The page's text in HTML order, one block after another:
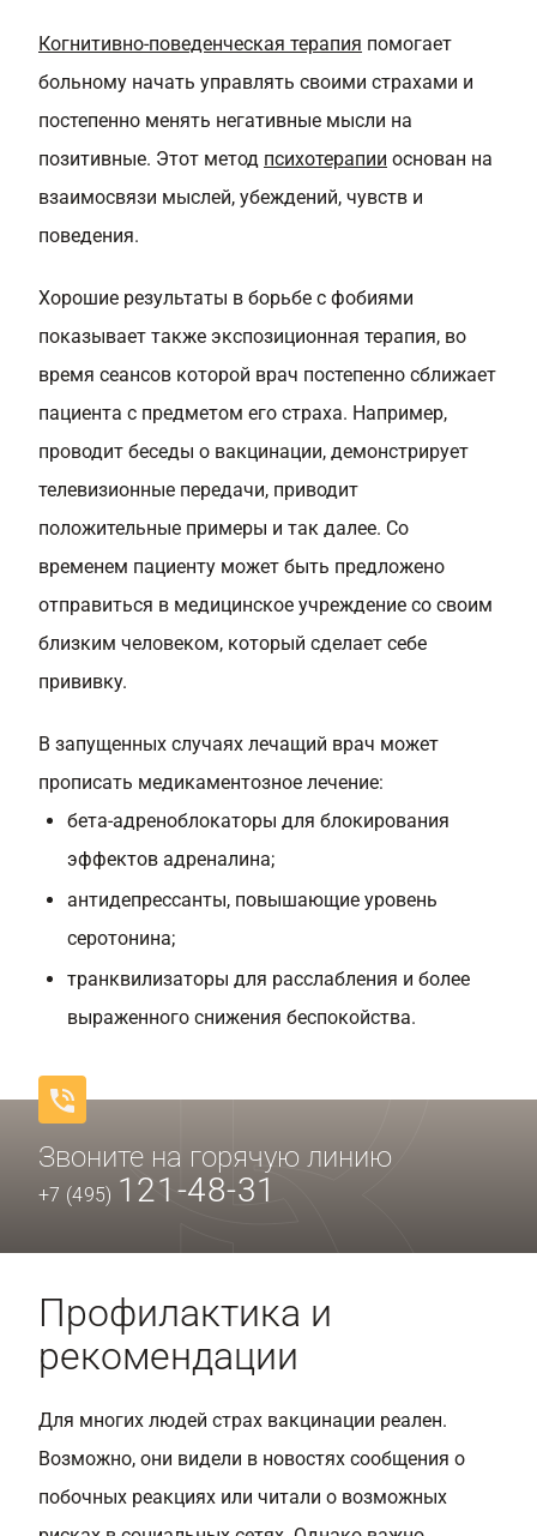
Когнитивно-поведенческая терапия помогает
больному начать управлять своими страхами и
постепенно менять негативные мысли на
позитивные. Этот метод психотерапии основан на
взаимосвязи мыслей, убеждений, чувств и
поведения.
Хорошие результаты в борьбе с фобиями
показывает также экспозиционная терапия, во
время сеансов которой врач постепенно сближает
пациента с предметом его страха. Например,
проводит беседы о вакцинации, демонстрирует
телевизионные передачи, приводит
положительные примеры и так далее. Со
временем пациенту может быть предложено
отправиться в медицинское учреждение со своим
близким человеком, который сделает себе
прививку.
В запущенных случаях лечащий врач может
прописать медикаментозное лечение:
бета-адреноблокаторы для блокирования
эффектов адреналина;
антидепрессанты, повышающие уровень
серотонина;
транквилизаторы для расслабления и более
выраженного снижения беспокойства.
Звоните на горячую линию
+7 (495) 121-48-31
Профилактика и
рекомендации
Для многих людей страх вакцинации реален.
Возможно, они видели в новостях сообщения о
побочных реакциях или читали о возможных